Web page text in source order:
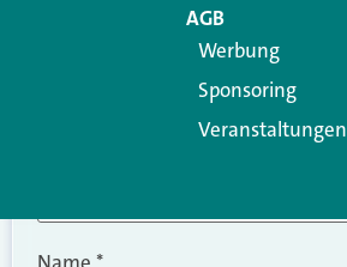
AGB
Werbung
Sponsoring
Veranstaltungen